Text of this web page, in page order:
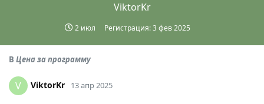
ViktorKr
2 июл Регистрация:3 фев 2025
В Цена за программу
V ViktorKr 13 апр 2025